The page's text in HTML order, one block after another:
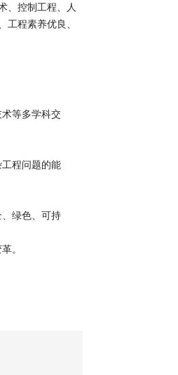
、控制工程、人
程素养优良、
等多学科交
程问题的能
绿色、可持
。